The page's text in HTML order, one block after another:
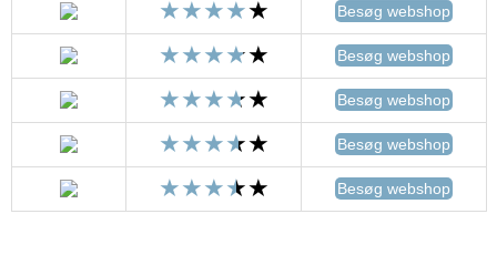
Besøg webshop
Besøg webshop
Besøg webshop
Besøg webshop
Besøg webshop